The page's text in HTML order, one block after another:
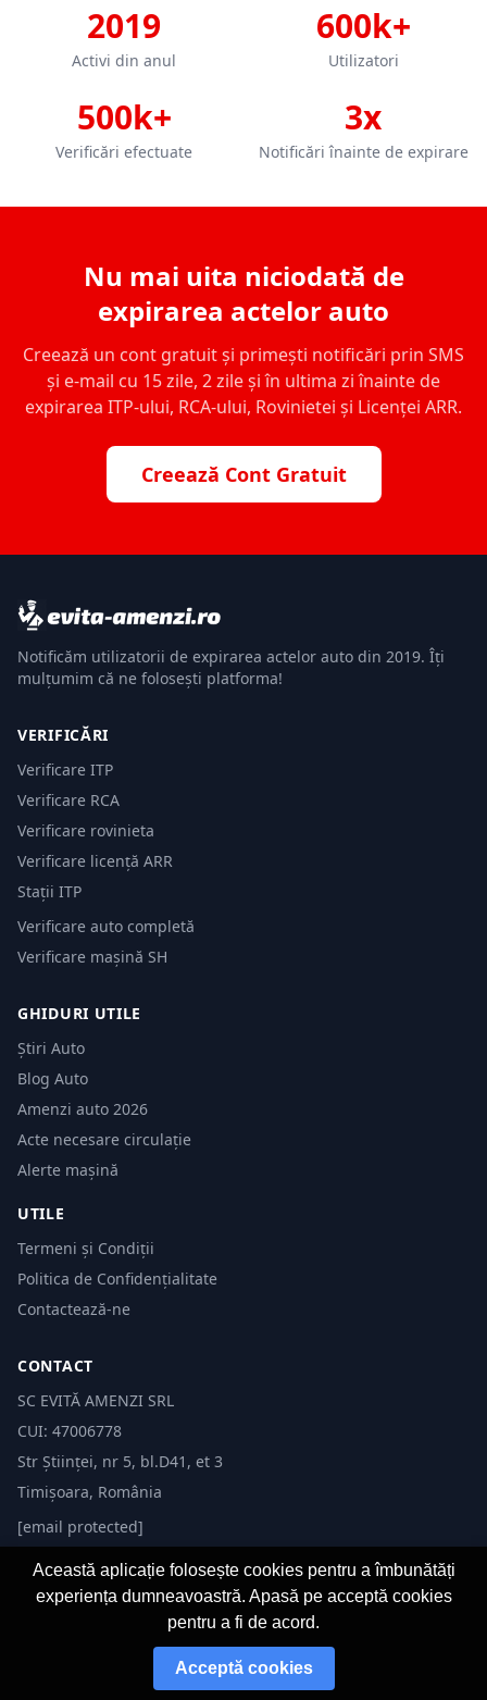
2019
Activi din anul
600k+
Utilizatori
500k+
Verificări efectuate
3x
Notificări înainte de expirare
Nu mai uita niciodată de
expirarea actelor auto
Creează un cont gratuit și primești notificări prin SMS
și e-mail cu 15 zile, 2 zile și în ultima zi înainte de
expirarea ITP-ului, RCA-ului, Rovinietei și Licenței ARR.
Creează Cont Gratuit
Notificăm utilizatorii de expirarea actelor auto din 2019. Îți
mulțumim că ne folosești platforma!
VERIFICĂRI
Verificare ITP
Verificare RCA
Verificare rovinieta
Verificare licență ARR
Stații ITP
Verificare auto completă
Verificare mașină SH
GHIDURI UTILE
Știri Auto
Blog Auto
Amenzi auto 2026
Acte necesare circulație
Alerte mașină
UTILE
Termeni și Condiții
Politica de Confidențialitate
Contactează-ne
CONTACT
SC EVITĂ AMENZI SRL
CUI: 47006778
Str Științei, nr 5, bl.D41, et 3
Timișoara, România
[email protected]
© 2026 Evită Amenzi. Toate drepturile rezervate. Dezvoltat de
Această aplicație folosește cookies pentru a îmbunătăți
experiența dumneavoastră. Apasă pe acceptă cookies
pentru a fi de acord.
Acceptă cookies